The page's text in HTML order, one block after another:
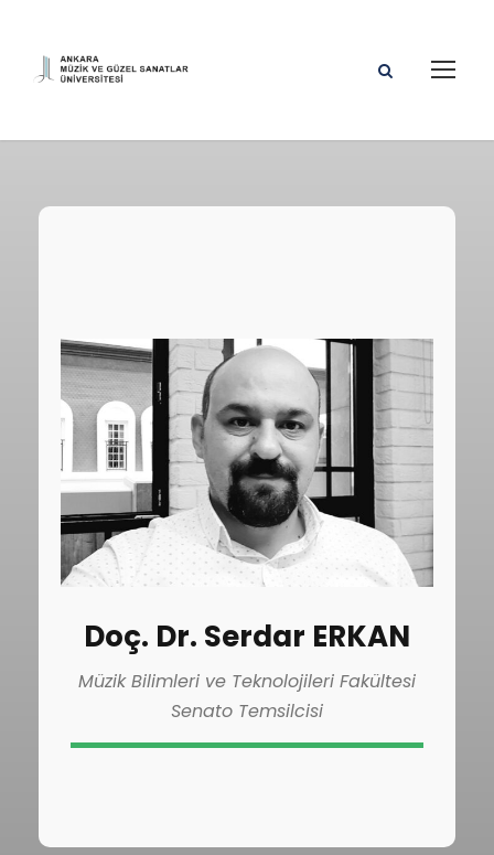
Doç. Dr. Serdar ERKAN
Müzik Bilimleri ve Teknolojileri Fakültesi
Senato Temsilcisi